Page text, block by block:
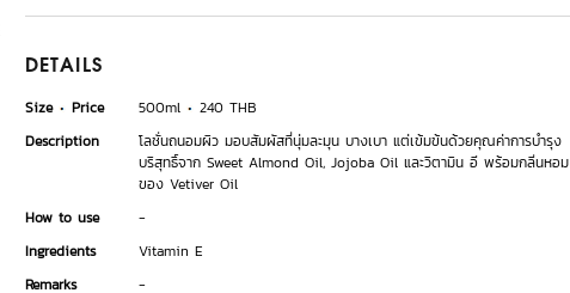
DETAILS
Size Price 500ml
240 THB
Description
โลชั่นถนอมผิว มอบสัมผัสที่นุ่มละมุน บางเบา แต่เข้มข้นด้วยคุณค่าการบำรุง
บริสุทธิ์จาก Sweet Almond Oil, Jojoba Oil และวิตามิน อี พร้อมกลิ่นหอม
ของ Vetiver Oil
How to use
-
Ingredients
Vitamin E
Remarks
-